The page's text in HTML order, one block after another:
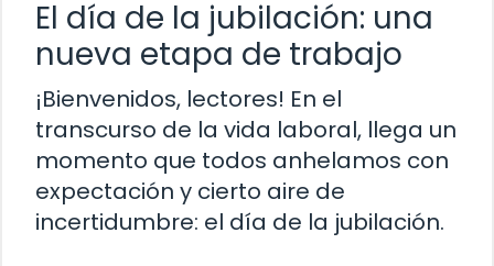
El día de la jubilación: una
nueva etapa de trabajo
¡Bienvenidos, lectores! En el
transcurso de la vida laboral, llega un
momento que todos anhelamos con
expectación y cierto aire de
incertidumbre: el día de la jubilación.